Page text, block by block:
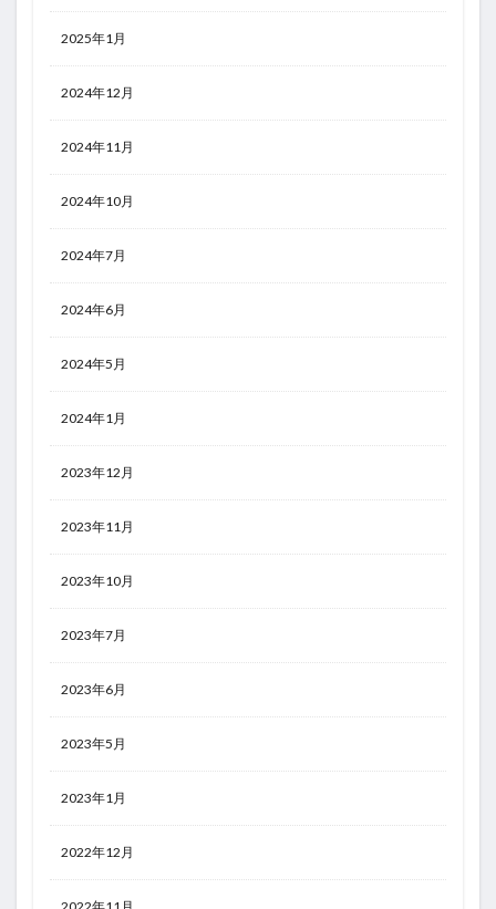
2025年1月
2024年12月
2024年11月
2024年10月
2024年7月
2024年6月
2024年5月
2024年1月
2023年12月
2023年11月
2023年10月
2023年7月
2023年6月
2023年5月
2023年1月
2022年12月